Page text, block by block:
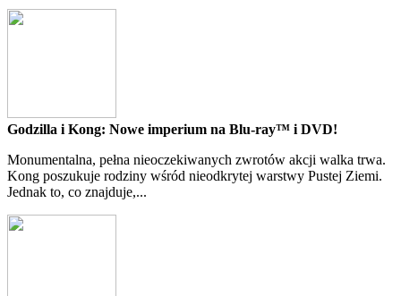
Godzilla i Kong: Nowe imperium na Blu-ray™ i DVD!
Monumentalna, pełna nieoczekiwanych zwrotów akcji walka trwa.
Kong poszukuje rodziny wśród nieodkrytej warstwy Pustej Ziemi.
Jednak to, co znajduje,...